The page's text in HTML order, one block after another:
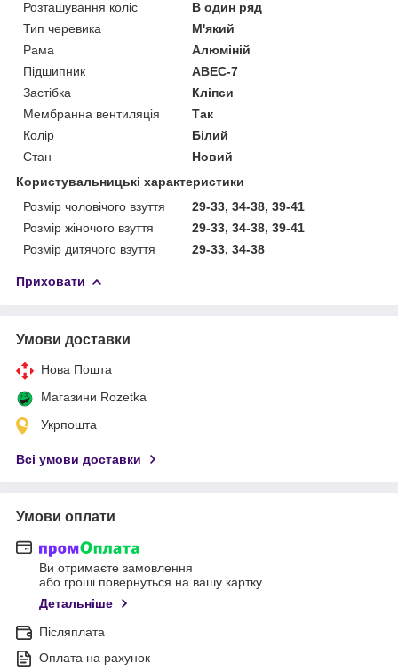
Розташування коліс
В один ряд
Тип черевика
М'який
Рама
Алюміній
Підшипник
ABEC-7
Застібка
Кліпси
Мембранна вентиляція
Так
Колір
Білий
Стан
Новий
Користувальницькі характеристики
Розмір чоловічого взуття
29-33, 34-38, 39-41
Розмір жіночого взуття
29-33, 34-38, 39-41
Розмір дитячого взуття
29-33, 34-38
Приховати
Умови доставки
Нова Пошта
Магазини Rozetka
Укрпошта
Всі умови доставки
Умови оплати
Ви отримаєте замовлення
або гроші повернуться на вашу картку
Детальніше
Післяплата
Оплата на рахунок